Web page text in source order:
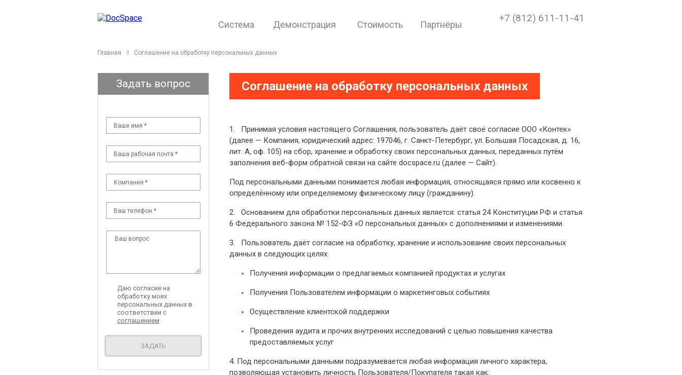
+7 (812) 611-11-41
Система Демонстрация Стоимость Партнёры
Главная Соглашение на обработку персональных данных
Соглашение на обработку персональных данных
1. Принимая условия настоящего Соглашения, пользователь даёт своё согласие ООО «Контек»
(далее — Компания, юридический адрес: 197046, г. Санкт-Петербург, ул. Большая Посадская, д. 16,
лит. А, оф. 105) на сбор, хранение и обработку своих персональных данных, переданных путём
заполнения веб-форм обратной связи на сайте docspace.ru (далее — Сайт).
Под персональными данными понимается любая информация, относящаяся прямо или косвенно к
определённому или определяемому физическому лицу (гражданину).
2. Основанием для обработки персональных данных является: статья 24 Конституции РФ и статья
6 Федерального закона № 152-ФЗ «О персональных данных» с дополнениями и изменениями.
3. Пользователь даёт согласие на обработку, хранение и использование своих персональных
данных в следующих целях:
Получения информации о предлагаемых компанией продуктах и услугах
Получения Пользователем информации о маркетинговых событиях
Осуществление клиентской поддержки
Проведения аудита и прочих внутренних исследований с целью повышения качества
предоставляемых услуг
4. Под персональными данными подразумевается любая информация личного характера,
позволяющая установить личность Пользователя/Покупателя такая как:
Задать вопрос
Даю согласие на
обработку моих
персональных данных в
соответствии с
соглашением
ЗАДАТЬ